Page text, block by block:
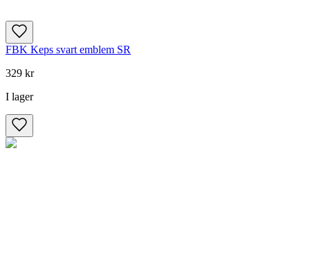
FBK Keps svart emblem SR
329 kr
I lager